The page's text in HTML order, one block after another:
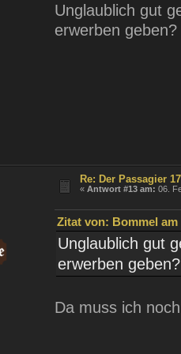
Unglaublich gut
erwerben geben?
Re: Der Passagier
«Antwort #13 am: 06.
Zitat von: Bommel am
Unglaublich gut
erwerben geben?
Da muss ich